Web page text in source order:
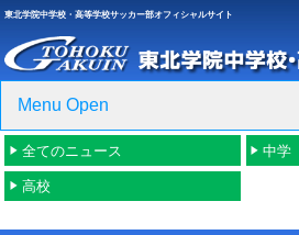
東北学院中学校・高等学校サッカー部オフィシャルサイト
Menu Open
TOP
全てのニュース 中学
高校